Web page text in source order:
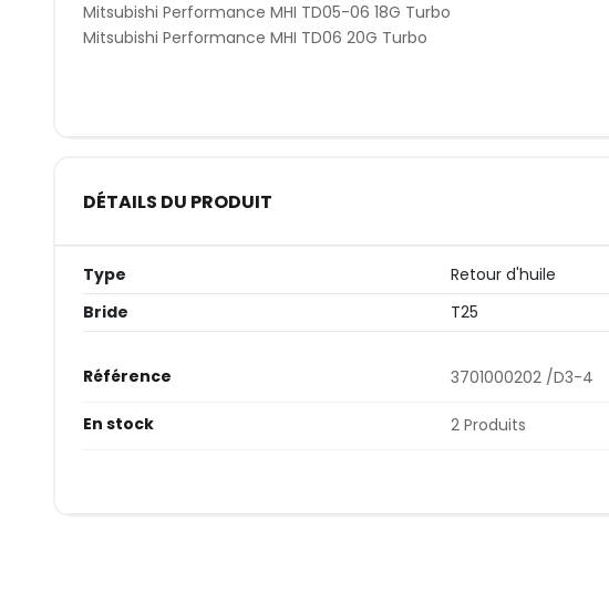
Mitsubishi Performance MHI TD05-06 18G Turbo
Mitsubishi Performance MHI TD06 20G Turbo
DÉTAILS DU PRODUIT
Type
Retour d'huile
Bride
T25
Référence 3701000202 /D3-4
En stock 2 Produits